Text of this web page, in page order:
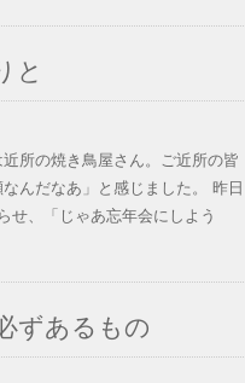
と
所の焼き鳥屋さん。ご近所の皆
んだなあ」と感じました。 昨日
せ、「じゃあ忘年会にしよう
ずあるもの